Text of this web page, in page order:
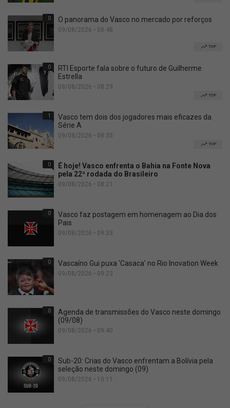
0 O panorama do Vasco no mercado por reforços
09/08/2026 • 08:48
TOP
0
RTI Esporte fala sobre o futuro de Guilherme
Estrella
09/08/2026 • 08:29
TOP
1
Vasco tem dois dos jogadores mais eficazes da
Série A
09/08/2026 • 08:35
TOP
0
É hoje! Vasco enfrenta o Bahia na Fonte Nova
pela 22ª rodada do Brasileiro
09/08/2026 • 08:21
0
Vasco faz postagem em homenagem ao Dia dos
Pais
09/08/2026 • 09:33
0 Vascaíno Gui puxa 'Casaca' no Rio Inovation Week
09/08/2026 • 09:23
0
Agenda de transmissões do Vasco neste domingo
(09/08)
09/08/2026 • 09:40
0
Sub-20: Crias do Vasco enfrentam a Bolívia pela
seleção neste domingo (09)
09/08/2026 • 10:11